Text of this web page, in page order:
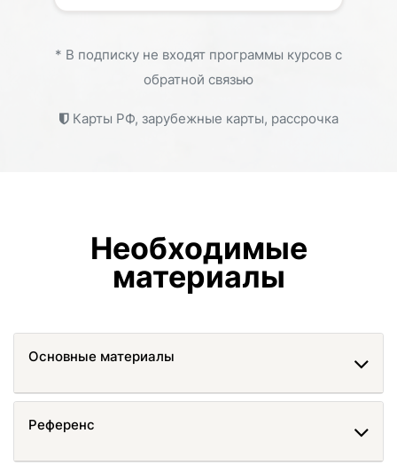
* В подписку не входят программы курсов с
обратной связью
Карты РФ, зарубежные карты, рассрочка
Необходимые
материалы
Основные материалы
Референс